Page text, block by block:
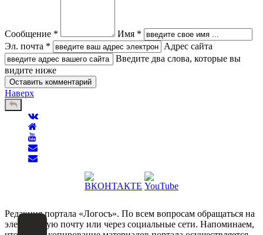
Сообщение *
Имя *
Эл. почта *
Адрес сайта
Введите два слова, которые вы
видите ниже
Наверх
Редакция портала «Логосъ». По всем вопросам обращаться на
электронную почту или через социальные сети. Напоминаем,